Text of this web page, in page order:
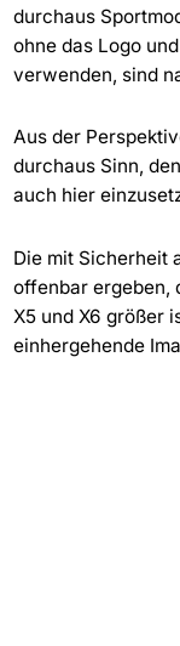
durchaus
ohne das Logo
verwenden, sind
Aus der
durchaus Sinn,
auch hier
Die mit Sicherheit
offenbar ergeben,
X5 und X6 größer
einhergehende